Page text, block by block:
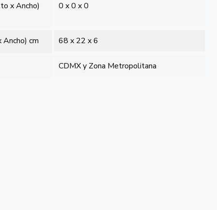
x Ancho) 0 x 0 x 0
cm 68 x 22 x 6
CDMX y Zona Metropolitana